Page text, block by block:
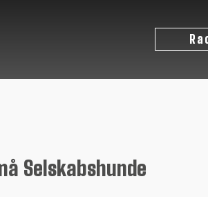
Selskabshunde